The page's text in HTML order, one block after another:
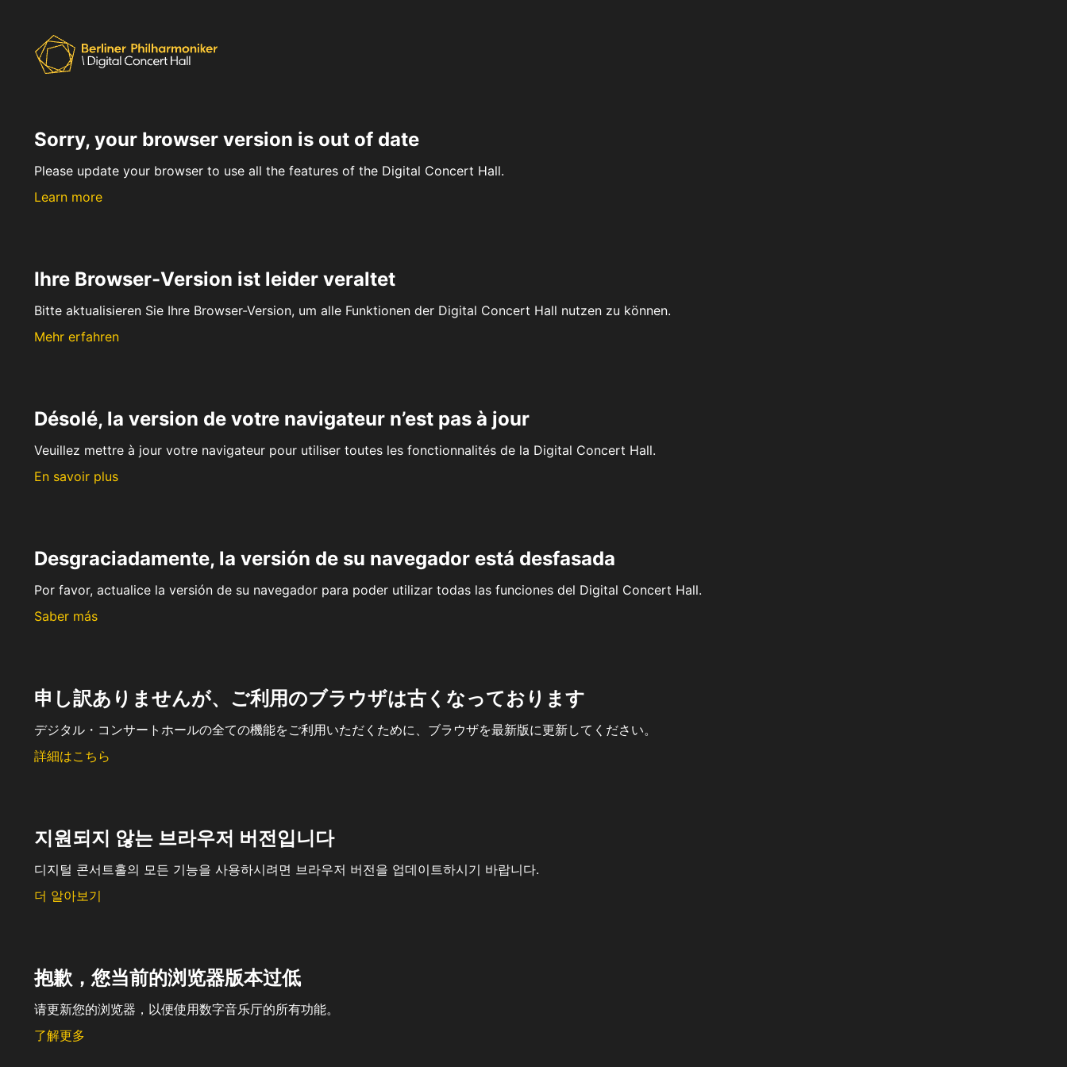
Sorry, your browser version is out of date
Please update your browser to use all the features of the Digital Concert Hall.
Learn more
Ihre Browser-Version ist leider veraltet
Bitte aktualisieren Sie Ihre Browser-Version, um alle Funktionen der Digital Concert Hall nutzen zu können.
Mehr erfahren
Désolé, la version de votre navigateur n’est pas à jour
Veuillez mettre à jour votre navigateur pour utiliser toutes les fonctionnalités de la Digital Concert Hall.
En savoir plus
Desgraciadamente, la versión de su navegador está desfasada
Por favor, actualice la versión de su navegador para poder utilizar todas las funciones del Digital Concert Hall.
Saber más
申し訳ありませんが、ご利用のブラウザは古くなっております
デジタル・コンサートホールの全ての機能をご利用いただくために、ブラウザを最新版に更新してください。
詳細はこちら
지원되지 않는 브라우저 버전입니다
디지털 콘서트홀의 모든 기능을 사용하시려면 브라우저 버전을 업데이트하시기 바랍니다.
더 알아보기
抱歉，您当前的浏览器版本过低
请更新您的浏览器，以便使用数字音乐厅的所有功能。
了解更多